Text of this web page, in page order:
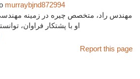
murraybjnd872994
مهندس راد، متخصص چیره در زمینه
او با پشتکار فراوان،
Report this page